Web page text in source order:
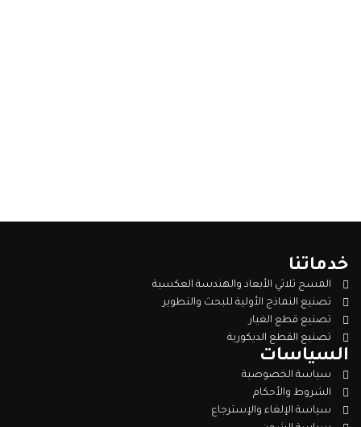
خدماتنا
المسح ثلاثي الأبعاد والهندسة العكسية
تصنيع النماذج الأولية للبحث والتطوير
تصنيع قطع الغيار
تصنيع القطع الديكورية
السياسات
سياسة الخصوصية
الشروط والأحكام
سياسة الإلغاء والإسترجاع